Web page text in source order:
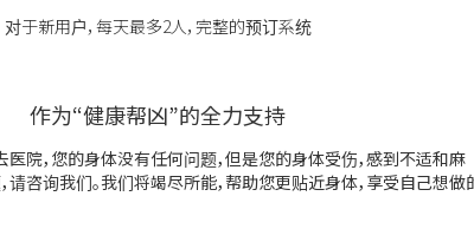
对于新用户，每天最多2人，完整的预订系统
作为“健康帮凶”的全力支持
院，您的身体没有任何问题，但是您的身体受伤，感到不适和麻
咨询我们。我们将竭尽所能，帮助您更贴近身体，享受自己想做